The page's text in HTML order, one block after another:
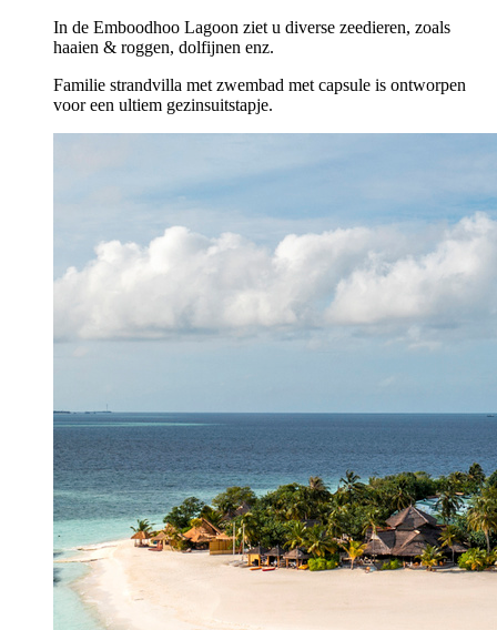
In de Emboodhoo Lagoon ziet u diverse zeedieren, zoals
haaien & roggen, dolfijnen enz.
Familie strandvilla met zwembad met capsule is ontworpen
voor een ultiem gezinsuitstapje.